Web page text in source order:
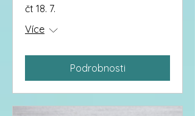
čt 18. 7.
Více
Podrobnosti